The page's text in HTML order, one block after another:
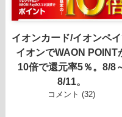
イオンカード/イオンペ
イオンでWAON POINT
10倍で還元率5％。8/8
8/11。
コメント (32)